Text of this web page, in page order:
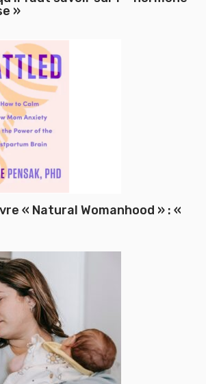
»
« Natural Womanhood » : «